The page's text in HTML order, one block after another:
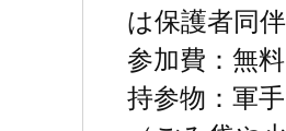
は保護者同
参加費：無料
持参物：軍